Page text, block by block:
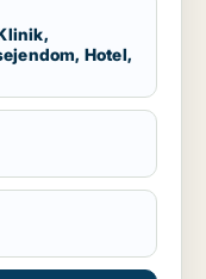
Hotel,